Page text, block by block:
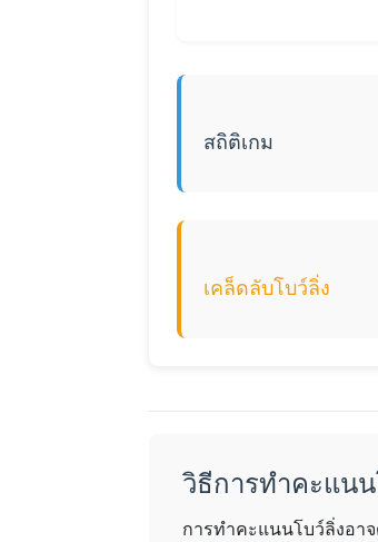
สถิติเกม
เคล็ดลับโบว์ลิ่ง
วิธีการทำคะแน
การทำคะแนนโบว์ลิ่งอา